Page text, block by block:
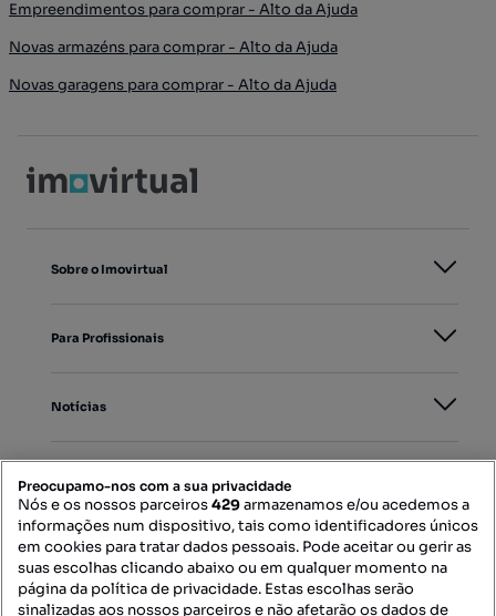
Empreendimentos para comprar - Alto da Ajuda
Novas armazéns para comprar - Alto da Ajuda
Novas garagens para comprar - Alto da Ajuda
Sobre o Imovirtual
Para Profissionais
Notícias
Mapa do Site
Preocupamo-nos com a sua privacidade
Nós e os nossos parceiros429armazenamos e/ou acedemos a
informações num dispositivo, tais como identificadores únicos
em cookies para tratar dados pessoais. Pode aceitar ou gerir as
suas escolhas clicando abaixo ou em qualquer momento na
página da política de privacidade. Estas escolhas serão
sinalizadas aos nossos parceiros e não afetarão os dados de